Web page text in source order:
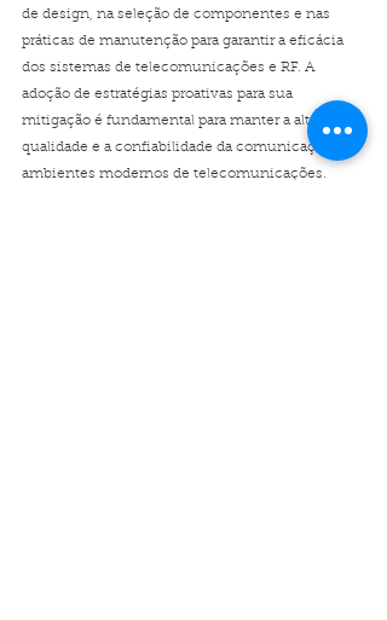
de design, na seleção de componentes e nas
práticas de manutenção para garantir a eficácia
dos sistemas de telecomunicações e RF. A
adoção de estratégias proativas para sua
mitigação é fundamental para manter a alta
qualidade e a confiabilidade da comunicação em
ambientes modernos de telecomunicações.